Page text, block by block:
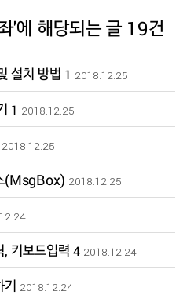
'에 해당되는 글 19건
설치 방법 1 2018.12.25
1 2018.12.25
2018.12.25
(MsgBox) 2018.12.25
키보드입력 4 2018.12.24
기 2018.12.24